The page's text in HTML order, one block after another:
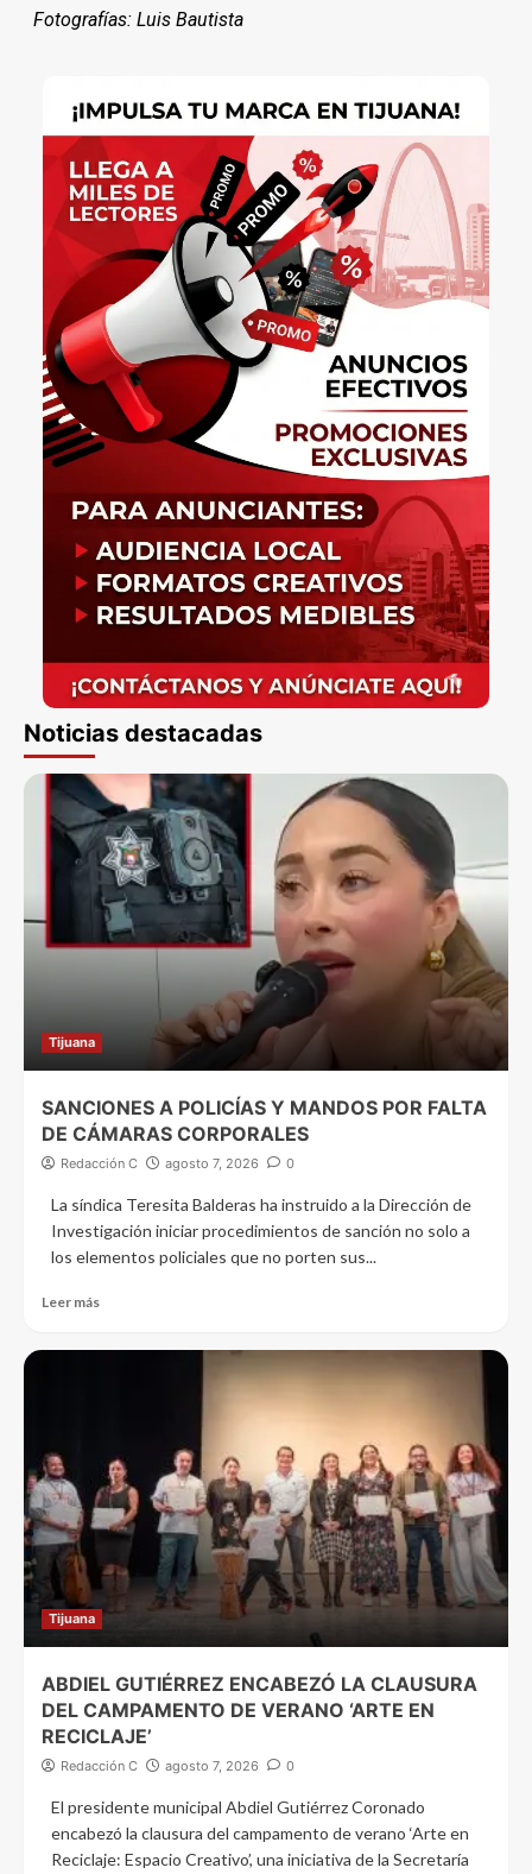
Fotografías: Luis Bautista
Noticias destacadas
Tijuana
SANCIONES A POLICÍAS Y MANDOS POR FALTA
DE CÁMARAS CORPORALES
Redacción C agosto 7, 2026 0
La síndica Teresita Balderas ha instruido a la Dirección de
Investigación iniciar procedimientos de sanción no solo a
los elementos policiales que no porten sus...
Leer más
Tijuana
ABDIEL GUTIÉRREZ ENCABEZÓ LA CLAUSURA
DEL CAMPAMENTO DE VERANO ‘ARTE EN
RECICLAJE’
Redacción C agosto 7, 2026 0
El presidente municipal Abdiel Gutiérrez Coronado
encabezó la clausura del campamento de verano ‘Arte en
Reciclaje: Espacio Creativo’, una iniciativa de la Secretaría